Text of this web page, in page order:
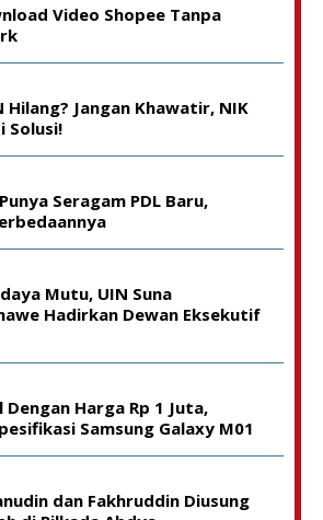
Video Shopee Tanpa
Hilang? Jangan Khawatir, NIK
Solusi!
Seragam PDL Baru,
Mutu, UIN Suna
Hadirkan Dewan Eksekutif
Harga Rp 1 Juta,
Samsung Galaxy M01
dan Fakhruddin Diusung